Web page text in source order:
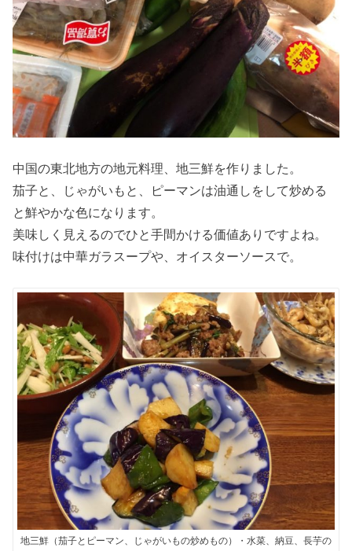
中国の東北地方の地元料理、地三鮮を作りました。
茄子と、じゃがいもと、ピーマンは油通しをして炒める
と鮮やかな色になります。
美味しく見えるのでひと手間かける価値ありですよね。
味付けは中華ガラスープや、オイスターソースで。
地三鮮（茄子とピーマン、じゃがいもの炒めもの）・水菜、納豆、長芋の